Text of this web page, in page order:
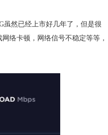
虽然已经上市好几年了，但是很
络卡顿，网络信号不稳定等等，